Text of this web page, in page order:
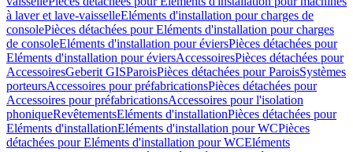
à laver et lave-vaisselleEléments d'installation pour charges de
consolePièces détachées pour Eléments d'installation pour charges
de consoleEléments d'installation pour éviersPièces détachées pour
Eléments d'installation pour éviersAccessoiresPièces détachées pour
AccessoiresGeberit GISParoisPièces détachées pour ParoisSystèmes
porteursAccessoires pour préfabricationsPièces détachées pour
Accessoires pour préfabricationsAccessoires pour l'isolation
phoniqueRevêtementsEléments d'installationPièces détachées pour
Eléments d'installationEléments d'installation pour WCPièces
détachées pour Eléments d'installation pour WCEléments